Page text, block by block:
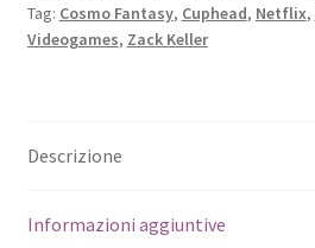
Tag: Cosmo Fantasy, Cuphead, Netflix,
Videogames, Zack Keller
Descrizione
Informazioni aggiuntive